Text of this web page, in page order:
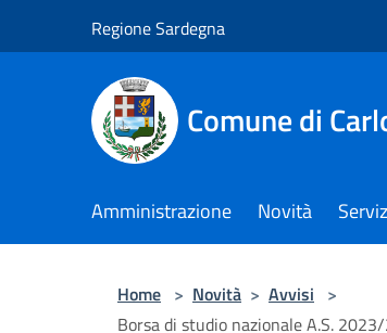
Regione Sardegna
Comune di
Amministrazione Novità
Home > Novità > Avvisi >
Borsa di studio nazionale A.S.